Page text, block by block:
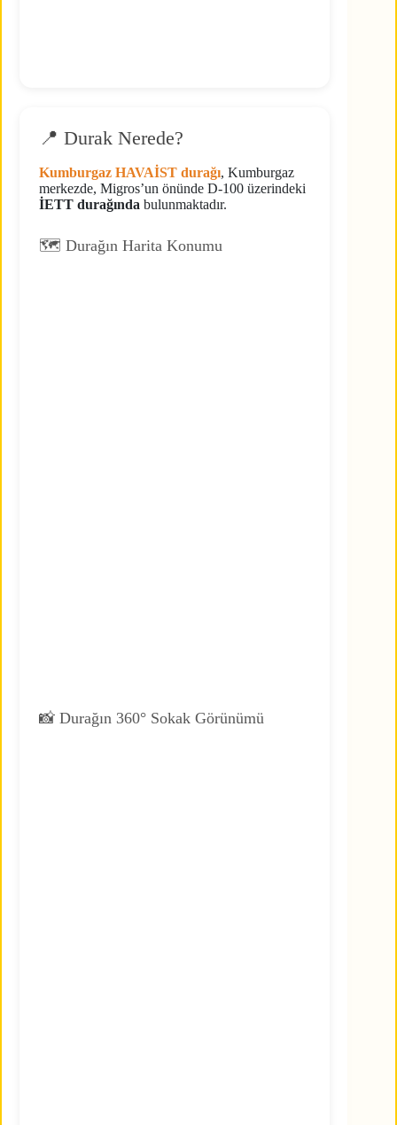
📍 Durak Nerede?
Kumburgaz HAVAİST durağı, Kumburgaz
merkezde, Migros’un önünde D-100 üzerindeki
İETT durağında bulunmaktadır.
🗺️ Durağın Harita Konumu
📸 Durağın 360° Sokak Görünümü